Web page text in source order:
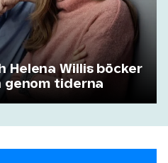
Helena Willis böcker
genom tiderna